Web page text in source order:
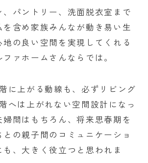
パントリー、洗面脱衣室まで
を含め家族みんなが動き易い生
の良い空間を実現してくれる
ァホームさんならでは。
に上がる動線も、必ずリビング
へは上がれない空間設計になっ
間はもちろん、将来思春期を
の親子間のコミュニケーショ
も、大きく役立つと思われま